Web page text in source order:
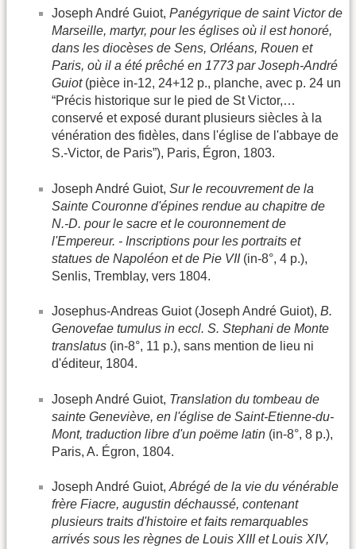
Joseph André Guiot, Panégyrique de saint Victor de
Marseille, martyr, pour les églises où il est honoré,
dans les diocèses de Sens, Orléans, Rouen et
Paris, où il a été prêché en 1773 par Joseph-André
Guiot(pièce in-12, 24+12 p., planche, avec p. 24 un
“Précis historique sur le pied de St Victor,…
conservé et exposé durant plusieurs siècles à la
vénération des fidèles, dans l'église de l'abbaye de
S.-Victor, de Paris”), Paris, Égron, 1803.
Joseph André Guiot, Sur le recouvrement de la
Sainte Couronne d'épines rendue au chapitre de
N.-D. pour le sacre et le couronnement de
l'Empereur. - Inscriptions pour les portraits et
statues de Napoléon et de Pie VII(in-8°, 4 p.),
Senlis, Tremblay, vers 1804.
Josephus-Andreas Guiot (Joseph André Guiot), B.
Genovefae tumulus in eccl. S. Stephani de Monte
translatus (in-8°, 11 p.), sans mention de lieu ni
d'éditeur, 1804.
Joseph André Guiot, Translation du tombeau de
sainte Geneviève, en l'église de Saint-Etienne-du-
Mont, traduction libre d'un poëme latin (in-8°, 8 p.),
Paris, A. Égron, 1804.
Joseph André Guiot, Abrégé de la vie du vénérable
frère Fiacre, augustin déchaussé, contenant
plusieurs traits d'histoire et faits remarquables
arrivés sous les règnes de Louis XIII et Louis XIV,